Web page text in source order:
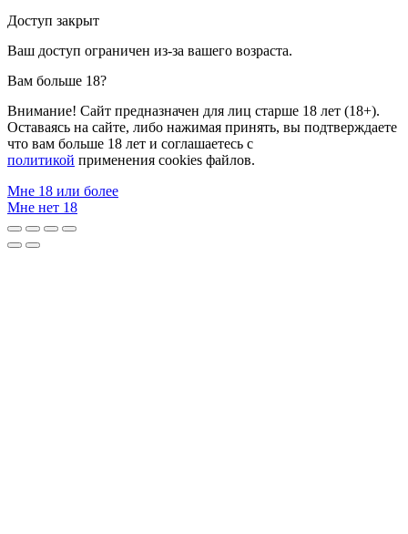
Доступ закрыт
Ваш доступ ограничен из-за вашего возраста.
Вам больше 18?
Внимание! Сайт предназначен для лиц старше 18 лет (18+).
Оставаясь на сайте, либо нажимая принять, вы подтверждаете
что вам больше 18 лет и соглашаетесь с
политикой применения cookies файлов.
Мне 18 или более
Мне нет 18